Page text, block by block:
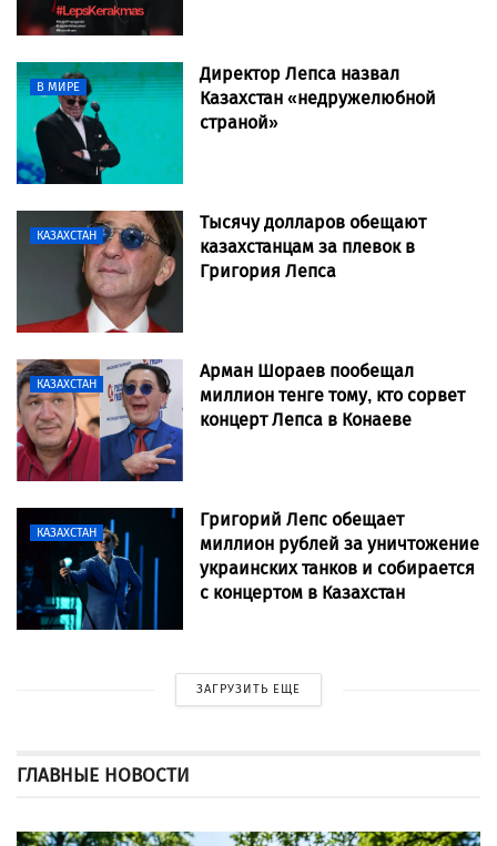
В МИРЕ
Директор Лепса назвал
Казахстан «недружелюбной
страной»
КАЗАХСТАН
Тысячу долларов обещают
казахстанцам за плевок в
Григория Лепса
КАЗАХСТАН
Арман Шораев пообещал
миллион тенге тому, кто сорвет
концерт Лепса в Конаеве
КАЗАХСТАН
Григорий Лепс обещает
миллион рублей за уничтожение
украинских танков и собирается
с концертом в Казахстан
ЗАГРУЗИТЬ ЕЩЕ
ГЛАВНЫЕ НОВОСТИ